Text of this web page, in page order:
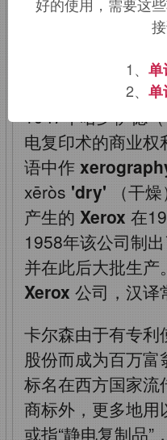
年中他一直试图
1947年哈罗伊德
电复印术的商业权
语中作
xēròs 'dry' （干
产生的 Xerox 在
1958年该公司制
并在此后大批生
Xerox 公司，汉译
卡尔森由于有专利
股份而成为百万富
标名在西方国家流
商标外，更多地用
或指“静电复制品”
1、 单
2、 单